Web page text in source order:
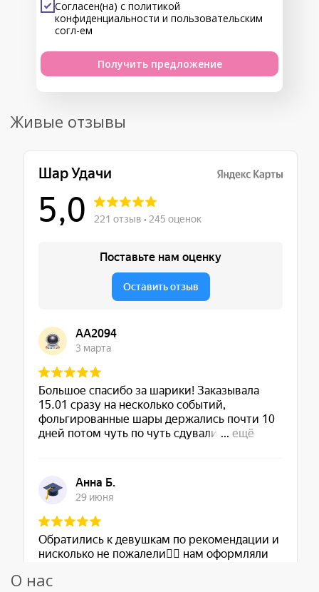
Согласен(на) с политикой
конфиденциальности и пользовательским
согл-ем
Получить предложение
Живые отзывы
О нас